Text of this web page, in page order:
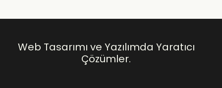
Web Tasarımı ve Yazılımda Yaratıcı
Çözümler.